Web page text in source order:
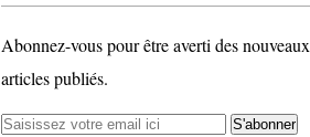
Abonnez-vous pour être averti des nouveaux
articles publiés.